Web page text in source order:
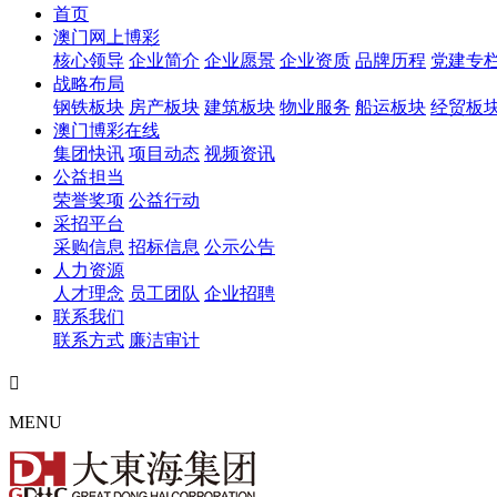
首页
澳门网上博彩
核心领导 企业简介 企业愿景 企业资质 品牌历程 党建专
战略布局
钢铁板块 房产板块 建筑板块 物业服务 船运板块 经贸板
澳门博彩在线
集团快讯 项目动态 视频资讯
公益担当
荣誉奖项 公益行动
采招平台
采购信息 招标信息 公示公告
人力资源
人才理念 员工团队 企业招聘
联系我们
联系方式 廉洁审计

MENU